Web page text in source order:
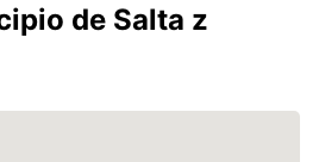
de Salta z